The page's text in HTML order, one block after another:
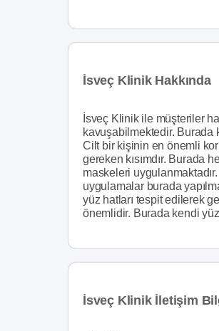
İsveç Klinik Hakkında
İsveç Klinik ile müşteriler
kavuşabilmektedir. Burada
Cilt bir kişinin en önemli
gereken kısımdır. Burada
maskeleri
uygulamalar burada
yüz hatları tespit edilerek
önemlidir. Burada kendi
İsveç Klinik İletişim